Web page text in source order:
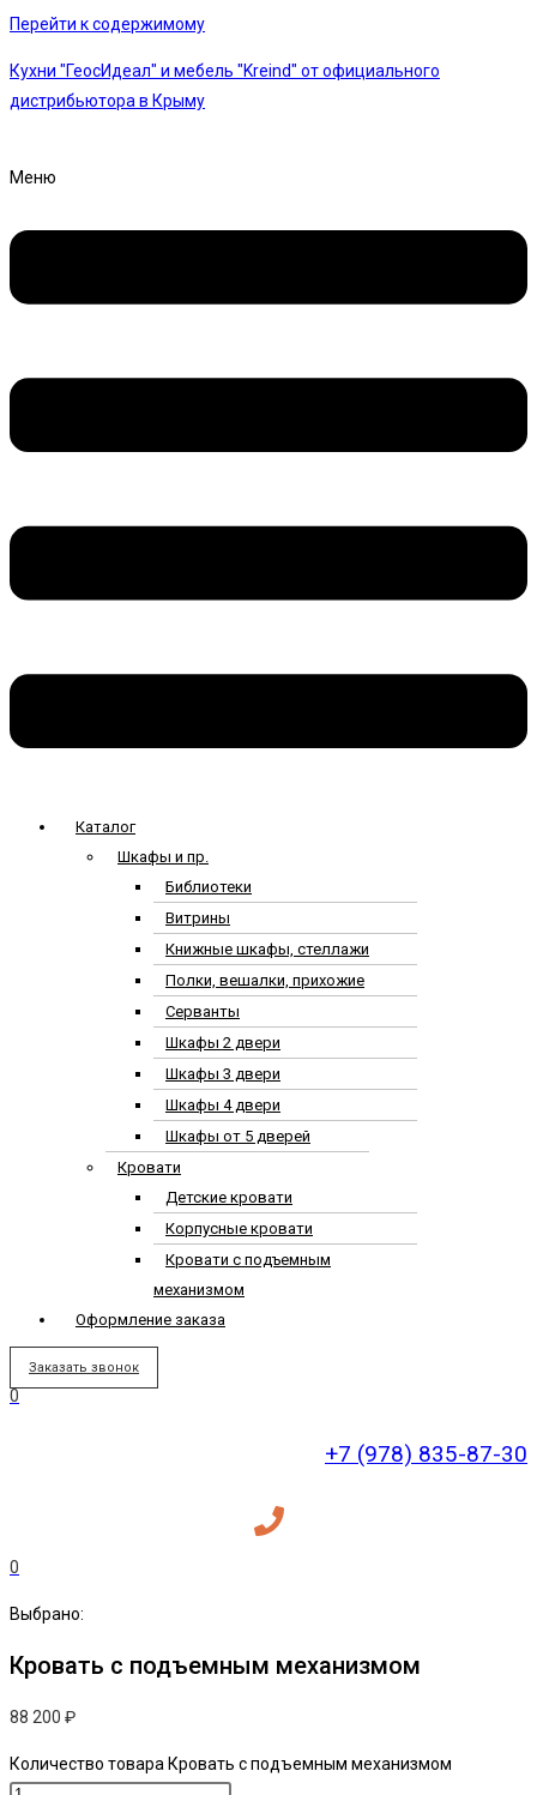
Перейти к содержимому
Кухни "ГеосИдеал" и мебель "Kreind" от официального
дистрибьютора в Крыму
Меню
Каталог
Шкафы и пр.
Библиотеки
Витрины
Книжные шкафы, стеллажи
Полки, вешалки, прихожие
Серванты
Шкафы 2 двери
Шкафы 3 двери
Шкафы 4 двери
Шкафы от 5 дверей
Кровати
Детские кровати
Корпусные кровати
Кровати с подъемным
механизмом
Оформление заказа
Заказать звонок
0
+7 (978) 835-87-30
0
Выбрано:
Кровать с подъемным механизмом
88 200 ₽
Количество товара Кровать с подъемным механизмом